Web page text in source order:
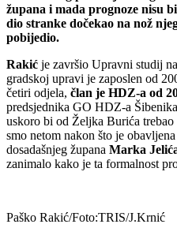
župana i mada prognoze nisu
dio stranke dočekao na nož
pobijedio.
Rakić je završio Upravni studij
gradskoj upravi je zaposlen od
četiri odjela, član je HDZ-a od
predsjednika GO HDZ-a
uskoro bi od Željka Burića
smo netom nakon što je
dosadašnjeg župana Marka
zanimalo kako je ta formalnost
Paško Rakić/Foto:TRIS/J.Krnić